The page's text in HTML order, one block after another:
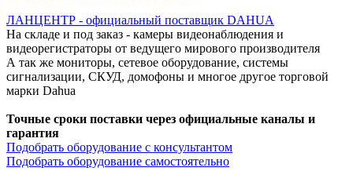
ЛАНЦЕНТР - официальный поставщик DAHUA
На складе и под заказ - камеры видеонаблюдения и
видеорегистраторы от ведущего мирового производителя
А так же мониторы, сетевое оборудование, системы
сигнализации, СКУД, домофоны и многое другое торговой
марки Dahua
Точные сроки поставки через официальные каналы и
гарантия
Подобрать оборудование с консультантом
Подобрать оборудование самостоятельно